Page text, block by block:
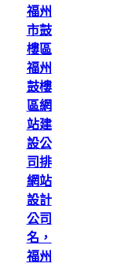
福州
市鼓
樓區
福州
鼓樓
區網
站建
設公
司排
網站
設計
公司
名，
福州